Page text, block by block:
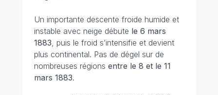
Un importante descente froide humide et
instable avec neige débute le 6 mars
1883, puis le froid s’intensifie et devient
plus continental. Pas de dégel sur de
nombreuses régions entre le 8 et le 11
mars 1883.